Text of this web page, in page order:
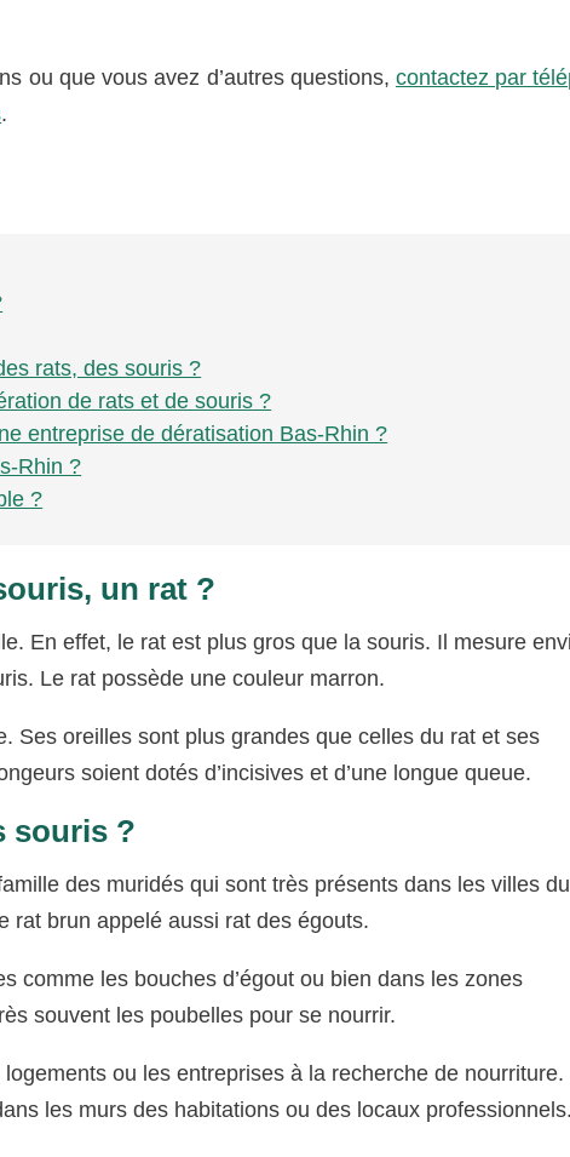
ou que vous avez d’autres questions, contactez par
.
rats, des souris ?
de rats et de souris ?
entreprise de dératisation Bas-Rhin ?
Rhin ?
?
un rat ?
En effet, le rat est plus gros que la souris. Il mesure
Le rat possède une couleur marron.
Ses oreilles sont plus grandes que celles du rat et ses
soient dotés d’incisives et d’une longue queue.
souris ?
des muridés qui sont très présents dans les villes
rat brun appelé aussi rat des égouts.
comme les bouches d’égout ou bien dans les zones
souvent les poubelles pour se nourrir.
ou les entreprises à la recherche de nourriture.
les murs des habitations ou des locaux professionnels.